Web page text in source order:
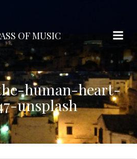
テ
ン
ツ
ス
キ
ッ
プ
OF MUSIC
human-heart-
unsplash